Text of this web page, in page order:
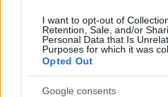
I want to opt-out of
Retention, Sale, and/or
Personal Data that Is
Purposes for which it was
Opted Out
Google consents